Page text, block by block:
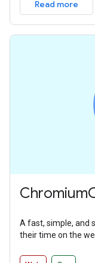
Read more
A fast, simple, and
their time on the